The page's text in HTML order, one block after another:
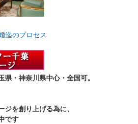
迄のプロセス
県・神奈川県中心・全国可。
を創り上げる為に、
です